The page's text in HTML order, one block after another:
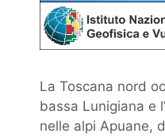
La Toscana nord
bassa Lunigiana e
nelle alpi Apuane,